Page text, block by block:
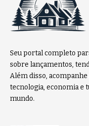
Seu portal completo
sobre lançamentos,
Além disso,
tecnologia, economia e
mundo.